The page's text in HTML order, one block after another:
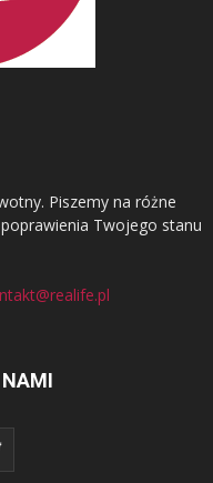
Piszemy na różne
Twojego stanu